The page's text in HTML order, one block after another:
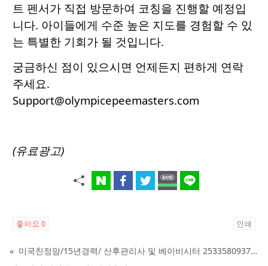
트 펜서가 직접 방문하여 코칭을 진행할 예정입
니다. 아이들에게 수준 높은 지도를 경험할 수 있
는 특별한 기회가 될 것입니다.
궁금하신 점이 있으시면 언제든지 편하게 연락
주세요.
Support@olympicepeemasters.com
(유료광고)
좋아요 0 인쇄
«
미국친정맘/15년경력/ 산후관리사 및 베이비시터 2533580937 mom1004usa.com / 미주전지역파견업무